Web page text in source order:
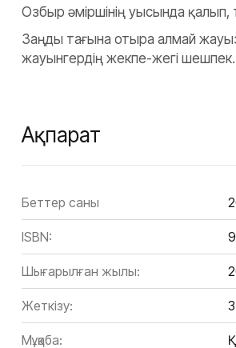
Озбыр әміршінің уысында
Заңды тағына отыра алмай
жауынгердің жекпе-жегі
Ақпарат
Беттер саны
ISBN:
Шығарылған жылы:
Жеткізу:
Мұқаба: